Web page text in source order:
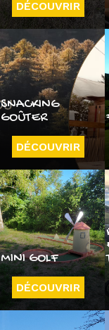
DÉCOUVRIR
SNACKING
GOÛTER
DÉCOUVRIR
MINI GOLF
DÉCOUVRIR